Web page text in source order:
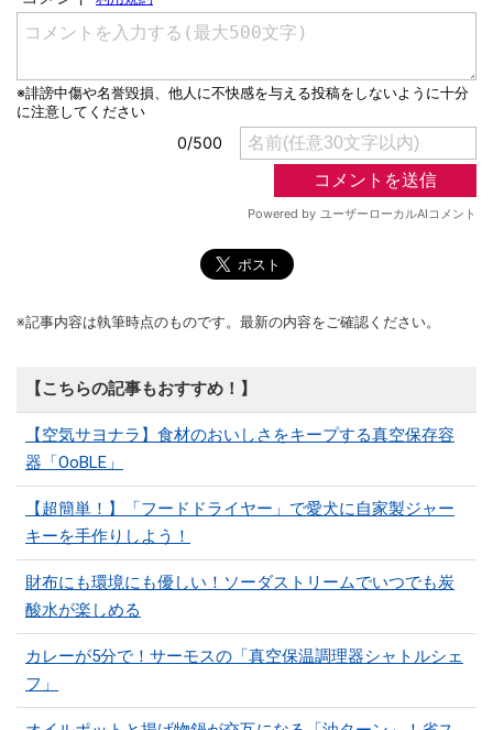
※記事内容は執筆時点のものです。最新の内容をご確認ください。
【こちらの記事もおすすめ！】
【空気サヨナラ】食材のおいしさをキープする真空保存容
器「OoBLE」
【超簡単！】「フードドライヤー」で愛犬に自家製ジャー
キーを手作りしよう！
財布にも環境にも優しい！ソーダストリームでいつでも炭
酸水が楽しめる
カレーが5分で！サーモスの「真空保温調理器シャトルシェ
フ」